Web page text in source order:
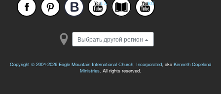
Выбрать другой регион
Copyright © 2004-2026 Eagle Mountain International Church, Incorporated, aka Kenneth Copeland
Ministries. All rights reserved.